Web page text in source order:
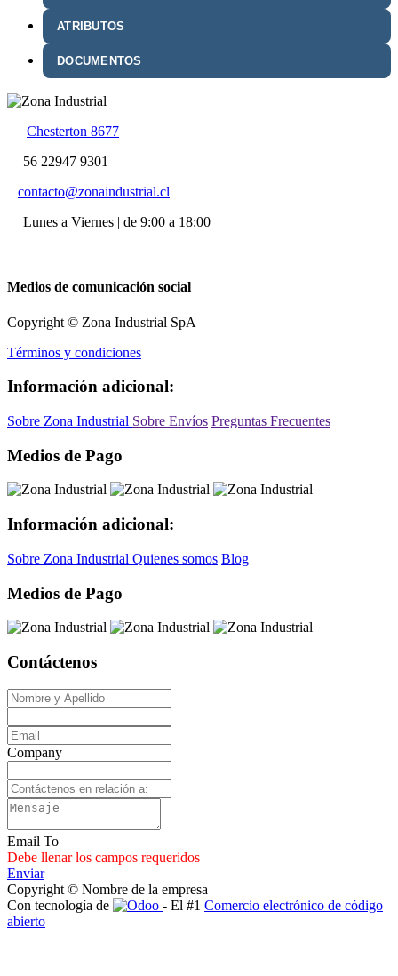
ATRIBUTOS
DOCUMENTOS
Chesterton 8677
56 22947 9301
contacto@zonaindustrial.cl
Lunes a Viernes | de 9:00 a 18:00
Medios de comunicación social
Copyright © Zona Industrial SpA
Términos y condiciones
Información adicional:
Sobre Zona Industrial Sobre Envíos Preguntas Frecuentes
Medios de Pago
Información adicional:
Sobre Zona Industrial Quienes somos Blog
Medios de Pago
Contáctenos
Company
Email To
Debe llenar los campos requeridos
Enviar
Copyright © Nombre de la empresa
Con tecnología de
- El #1 Comercio electrónico de código
abierto